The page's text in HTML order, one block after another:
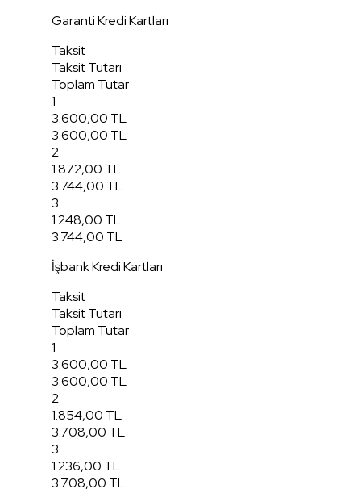
Garanti Kredi Kartları
Taksit
Taksit Tutarı
Toplam Tutar
1
3.600,00 TL
3.600,00 TL
2
1.872,00 TL
3.744,00 TL
3
1.248,00 TL
3.744,00 TL
İşbank Kredi Kartları
Taksit
Taksit Tutarı
Toplam Tutar
1
3.600,00 TL
3.600,00 TL
2
1.854,00 TL
3.708,00 TL
3
1.236,00 TL
3.708,00 TL